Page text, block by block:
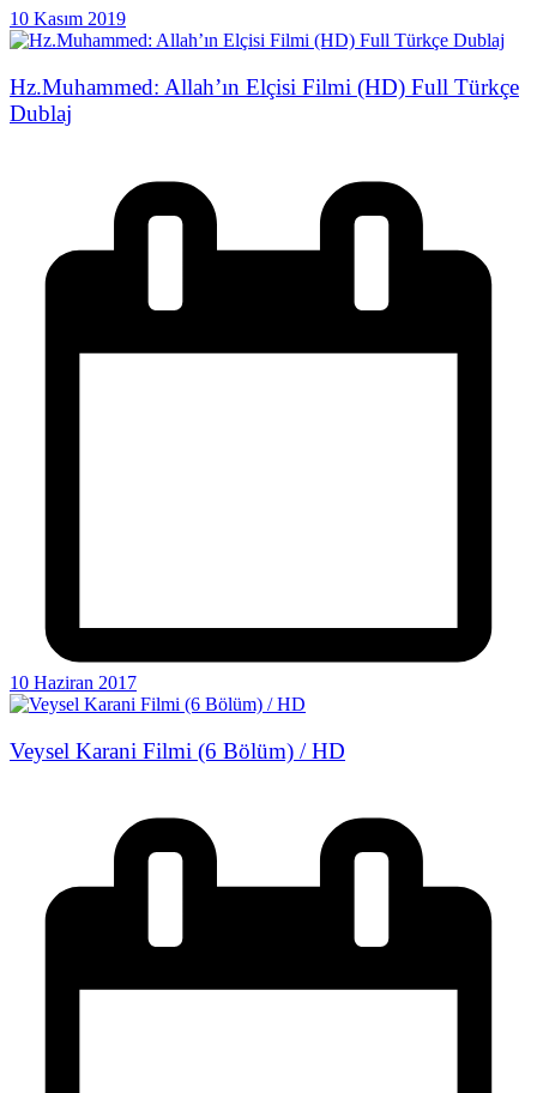
10 Kasım 2019
Hz.Muhammed: Allah’ın Elçisi Filmi (HD) Full Türkçe
Dublaj
10 Haziran 2017
Veysel Karani Filmi (6 Bölüm) / HD